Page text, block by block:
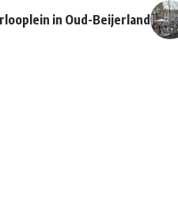
in Oud-Beijerland